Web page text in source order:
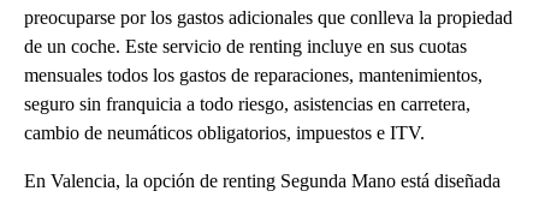
preocuparse por los gastos adicionales que conlleva la propiedad
de un coche. Este servicio de renting incluye en sus cuotas
mensuales todos los gastos de reparaciones, mantenimientos,
seguro sin franquicia a todo riesgo, asistencias en carretera,
cambio de neumáticos obligatorios, impuestos e ITV.
En Valencia, la opción de renting Segunda Mano está diseñada